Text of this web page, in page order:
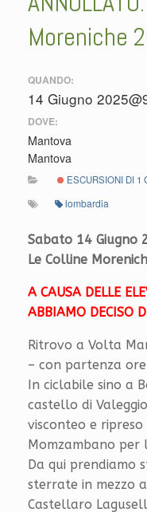
Moreniche
QUANDO:
14 Giugno
DOVE:
Mantova
Mantova
ESCURSIONI DI 1
lombardia
Sabato 14 Giugno
Le Colline
A CAUSA DELLE
ABBIAMO DECISO
Ritrovo a Volta
– con partenza
In ciclabile sino a
castello di
visconteo e
Momzambano
Da qui prendiamo
sterrate in mezzo
Castellaro